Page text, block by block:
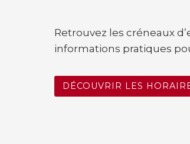
Retrouvez les créneaux
informations pratiques
DÉCOUVRIR LES